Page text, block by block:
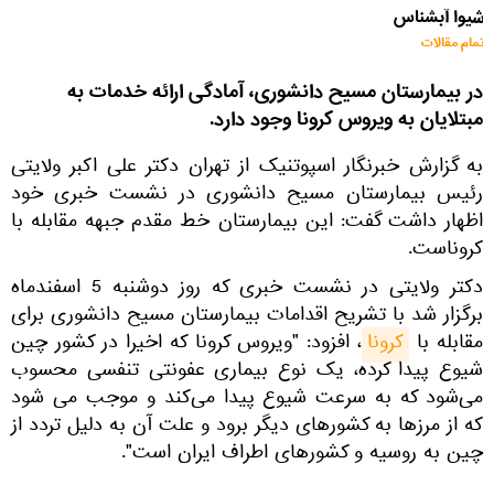
شیوا آبشناس
تمام مقالات
در بیمارستان مسیح دانشوری، آمادگی ارائه خدمات به
مبتلایان به ویروس کرونا وجود دارد.
به گزارش خبرنگار اسپوتنیک از تهران دکتر علی اکبر ولایتی
رئیس بیمارستان مسیح دانشوری در نشست خبری خود
اظهار داشت گفت: این بیمارستان خط مقدم جبهه مقابله با
کروناست.
دکتر ولایتی در نشست خبری که روز دوشنبه 5 اسفندماه
برگزار شد با تشریح اقدامات بیمارستان مسیح دانشوری برای
مقابله با کرونا، افزود: "ویروس کرونا که اخیرا در کشور چین
شیوع پیدا کرده، یک نوع بیماری عفونتی تنفسی محسوب
می‌شود که به سرعت شیوع پیدا می‌کند و موجب می شود
که از مرزها به کشورهای دیگر برود و علت آن به دلیل تردد از
چین به روسیه و کشورهای اطراف ایران است‌".